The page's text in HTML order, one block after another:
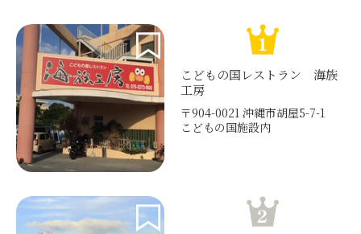
こどもの国レストラン 海族
工房
〒904-0021 沖縄市胡屋5-7-1
こどもの国施設内